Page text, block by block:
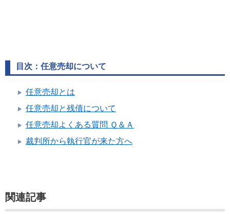
目次：任意売却について
任意売却とは
任意売却と残債について
任意売却よくある質問 Ｑ＆Ａ
裁判所から執行官が来た方へ
関連記事